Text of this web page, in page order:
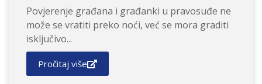
Povjerenje građana i građanki u pravosuđe ne
može se vratiti preko noći, već se mora graditi
isključivo...
Pročitaj više